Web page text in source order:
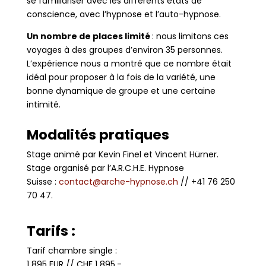
conscience, avec l’hypnose et l’auto-hypnose.
Un nombre de places limité: nous limitons ces
voyages à des groupes d’environ 35 personnes.
L’expérience nous a montré que ce nombre était
idéal pour proposer à la fois de la variété, une
bonne dynamique de groupe et une certaine
intimité.
Modalités pratiques
Stage animé par Kevin Finel et Vincent Hürner.
Stage organisé par l’A.R.C.H.E. Hypnose
Suisse : contact@arche-hypnose.ch // +41 76 250
70 47.
Tarifs :
Tarif chambre single :